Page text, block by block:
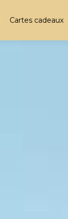
Cartes cadeaux